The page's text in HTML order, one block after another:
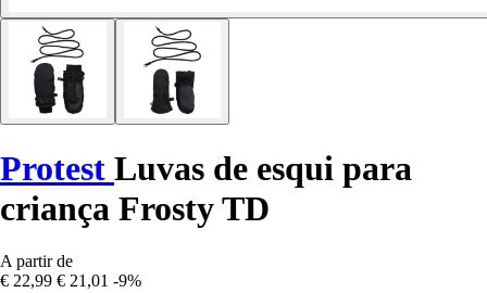
Protest Luvas de esqui para
criança Frosty TD
A partir de
€ 22,99 € 21,01 -9%